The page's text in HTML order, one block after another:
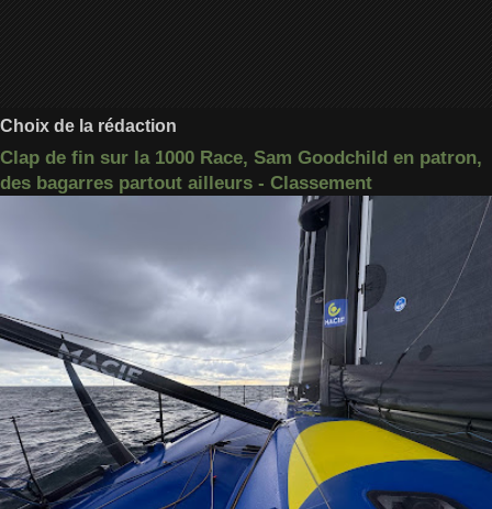
Choix de la rédaction
Clap de fin sur la 1000 Race, Sam Goodchild en patron,
des bagarres partout ailleurs - Classement